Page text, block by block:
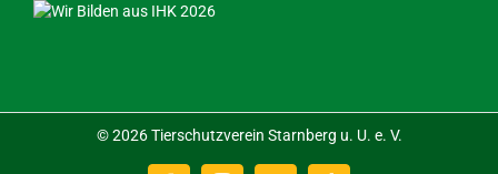
©2026 Tierschutzverein Starnberg u. U. e. V.